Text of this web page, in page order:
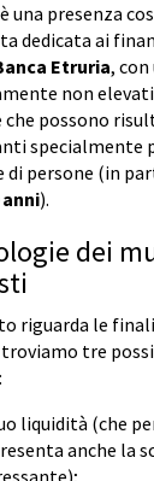
una presenza
dedicata ai
Etruria, con
non
possono
specialmente
di persone (in
anni).
dei
riguarda le
tre
liquidità (che
anche la